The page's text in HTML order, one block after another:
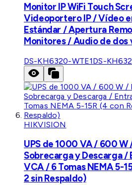
Monitor IP WiFi Touch
Videoportero IP / Vídeo
Estándar / Apertura
Monitores / Audio de dos
DS-KH6320-WTE1DS-
HIKVISION
UPS de 1000 VA / 600
Sobrecarga y Descarga /
VCA / 6 Tomas NEMA 5-
2 sin Respaldo)